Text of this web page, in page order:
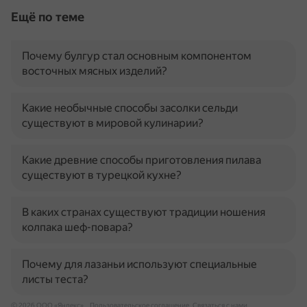
Ещё по теме
Почему булгур стал основным компонентом
восточных мясных изделий?
Какие необычные способы засолки сельди
существуют в мировой кулинарии?
Какие древние способы приготовления пилава
существуют в турецкой кухне?
В каких странах существуют традиции ношения
колпака шеф-повара?
Почему для лазаньи используют специальные
листы теста?
© 2026 ООО «Яндекс» Пользовательское соглашение Связаться с нами